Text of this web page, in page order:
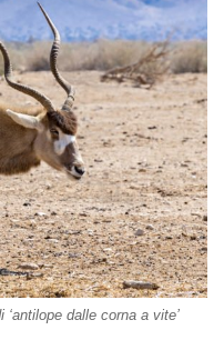
dalle corna a vite’